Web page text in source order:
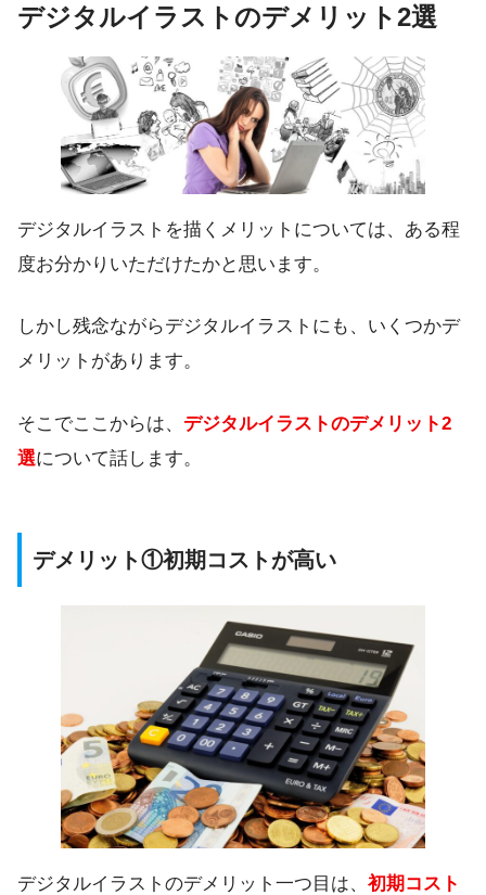
デジタルイラストのデメリット2選
デジタルイラストを描くメリットについては、ある程
度お分かりいただけたかと思います。
しかし残念ながらデジタルイラストにも、いくつかデ
メリットがあります。
そこでここからは、 デジタルイラストのデメリット2
選について話します。
デメリット①初期コストが高い
デジタルイラストのデメリット一つ目は、 初期コスト